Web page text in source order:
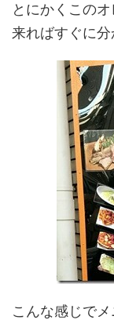
とにかくこの
来ればすぐに分
こんな感じで